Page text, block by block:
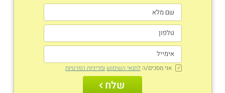
אני מסכים/ה לתנאי השימוש ומדיניות הפרטיות
שלח